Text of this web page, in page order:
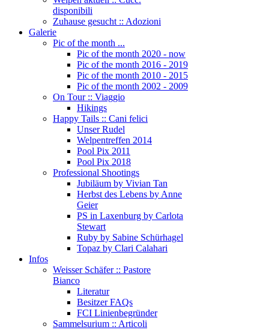
disponibili
Zuhause gesucht :: Adozioni
Galerie
Pic of the month ...
Pic of the month 2020 - now
Pic of the month 2016 - 2019
Pic of the month 2010 - 2015
Pic of the month 2002 - 2009
On Tour :: Viaggio
Hikings
Happy Tails :: Cani felici
Unser Rudel
Welpentreffen 2014
Pool Pix 2011
Pool Pix 2018
Professional Shootings
Jubiläum by Vivian Tan
Herbst des Lebens by Anne
Geier
PS in Laxenburg by Carlota
Stewart
Ruby by Sabine Schürhagel
Topaz by Clari Calahari
Infos
Weisser Schäfer :: Pastore
Bianco
Literatur
Besitzer FAQs
FCI Linienbegründer
Sammelsurium :: Articoli